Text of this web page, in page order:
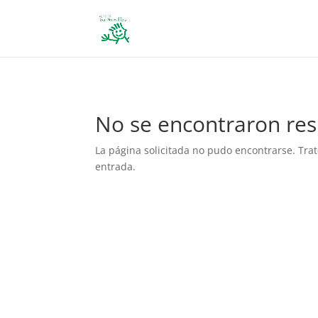
No se encontraron
La página solicitada no pudo encontrarse.
entrada.